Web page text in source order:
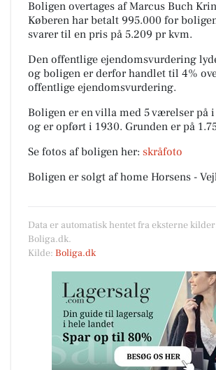
Boligen overtages af Marcus Buch
Køberen har betalt 995.000 for
svarer til en pris på 5.209 pr kvm.
Den offentlige ejendomsvurdering
og boligen er derfor handlet til 4%
offentlige ejendomsvurdering.
Boligen er en villa med 5 værelser på
og er opført i 1930. Grunden er på
Se fotos af boligen her: skråfoto
Boligen er solgt af home Horsens -
Data er automatisk hentet fra eksterne
Boliga.dk.
Kilde: Boliga.dk